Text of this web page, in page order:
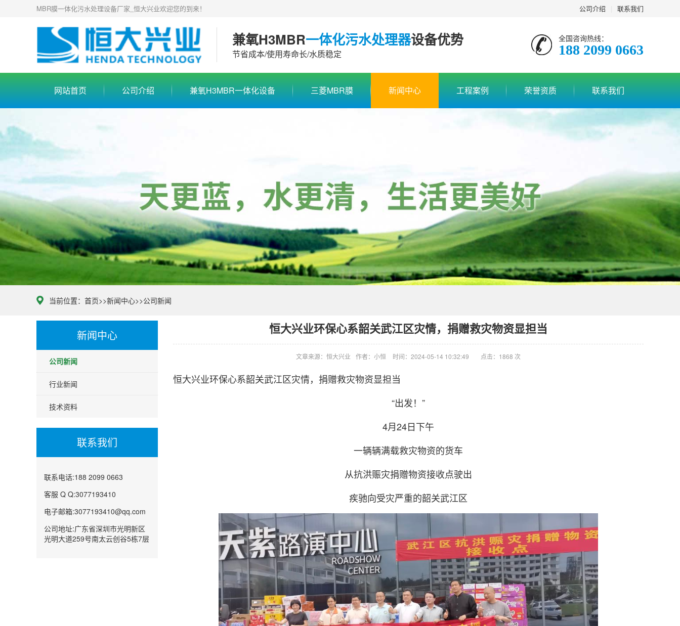
公司介绍 联系我们
MBR膜一体化污水处理设备厂家_恒大兴业欢迎您的到来！
兼氧H3MBR一体化污水处理器设备优势
节省成本/使用寿命长/水质稳定
全国咨询热线：
188 2099 0663
网站首页 公司介绍 兼氧H3MBR一体化设备 三菱MBR膜 新闻中心 工程案例 荣誉资质 联系我们
当前位置： 首页>>新闻中心>>公司新闻
新闻中心
公司新闻
行业新闻
技术资料
联系我们
联系电话:188 2099 0663
客服 Q Q:3077193410
电子邮箱:3077193410@qq.com
公司地址:广东省深圳市光明新区
光明大道259号南太云创谷5栋7层
恒大兴业环保心系韶关武江区灾情，捐赠救灾物资显担当
文章来源：恒大兴业 作者：小恒 时间：2024-05-14 10:32:49 点击：1868 次
恒大兴业环保心系韶关武江区灾情，捐赠救灾物资显担当
“出发！”
4月24日下午
一辆辆满载救灾物资的货车
从抗洪赈灾捐赠物资接收点驶出
疾驰向受灾严重的韶关武江区